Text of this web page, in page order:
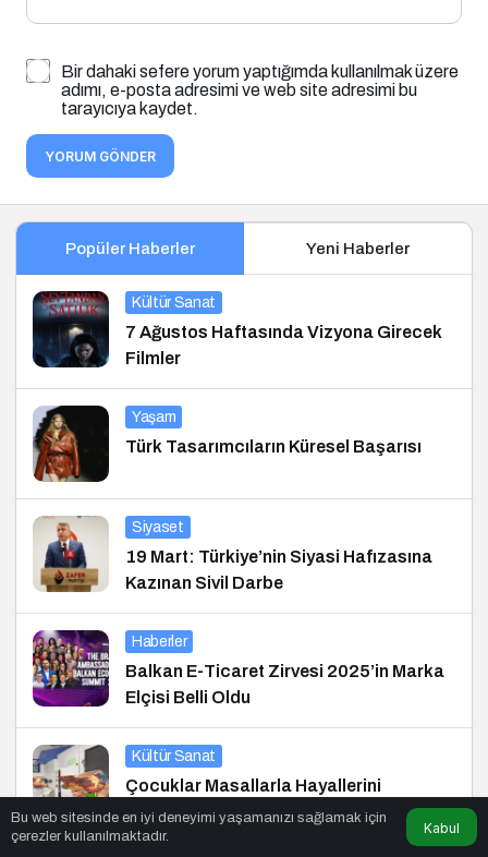
Bir dahaki sefere yorum yaptığımda kullanılmak üzere
adımı, e-posta adresimi ve web site adresimi bu
tarayıcıya kaydet.
YORUM GÖNDER
Popüler Haberler Yeni Haberler
Kültür Sanat
7 Ağustos Haftasında Vizyona Girecek
Filmler
Yaşam
Türk Tasarımcıların Küresel Başarısı
Siyaset
19 Mart: Türkiye’nin Siyasi Hafızasına
Kazınan Sivil Darbe
Haberler
Balkan E-Ticaret Zirvesi 2025’in Marka
Elçisi Belli Oldu
Kültür Sanat
Çocuklar Masallarla Hayallerini
Gerçekleştiriyor!
Bu web sitesinde en iyi deneyimi yaşamanızı sağlamak için
çerezler kullanılmaktadır.
Kabul